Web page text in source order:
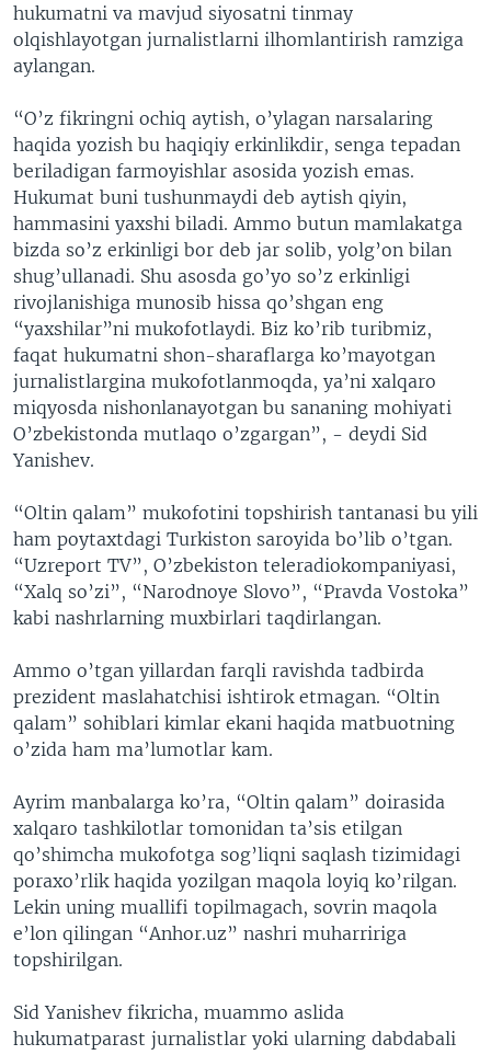
hukumatni va mavjud siyosatni tinmay
olqishlayotgan jurnalistlarni ilhomlantirish ramziga
aylangan.
“O’z fikringni ochiq aytish, o’ylagan narsalaring
haqida yozish bu haqiqiy erkinlikdir, senga tepadan
beriladigan farmoyishlar asosida yozish emas.
Hukumat buni tushunmaydi deb aytish qiyin,
hammasini yaxshi biladi. Ammo butun mamlakatga
bizda so’z erkinligi bor deb jar solib, yolg’on bilan
shug’ullanadi. Shu asosda go’yo so’z erkinligi
rivojlanishiga munosib hissa qo’shgan eng
“yaxshilar”ni mukofotlaydi. Biz ko’rib turibmiz,
faqat hukumatni shon-sharaflarga ko’mayotgan
jurnalistlargina mukofotlanmoqda, ya’ni xalqaro
miqyosda nishonlanayotgan bu sananing mohiyati
O’zbekistonda mutlaqo o’zgargan”, - deydi Sid
Yanishev.
“Oltin qalam” mukofotini topshirish tantanasi bu yili
ham poytaxtdagi Turkiston saroyida bo’lib o’tgan.
“Uzreport TV”, O’zbekiston teleradiokompaniyasi,
“Xalq so’zi”, “Narodnoye Slovo”, “Pravda Vostoka”
kabi nashrlarning muxbirlari taqdirlangan.
Ammo o’tgan yillardan farqli ravishda tadbirda
prezident maslahatchisi ishtirok etmagan. “Oltin
qalam” sohiblari kimlar ekani haqida matbuotning
o’zida ham ma’lumotlar kam.
Ayrim manbalarga ko’ra, “Oltin qalam” doirasida
xalqaro tashkilotlar tomonidan ta’sis etilgan
qo’shimcha mukofotga sog’liqni saqlash tizimidagi
poraxo’rlik haqida yozilgan maqola loyiq ko’rilgan.
Lekin uning muallifi topilmagach, sovrin maqola
e’lon qilingan “Anhor.uz” nashri muharririga
topshirilgan.
Sid Yanishev fikricha, muammo aslida
hukumatparast jurnalistlar yoki ularning dabdabali